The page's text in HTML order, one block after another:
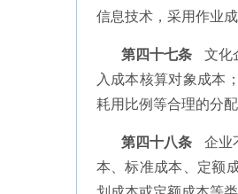
信息技术，采用作业
第四十七条
文化
入成本核算对象成本
耗用比例等合理的分
第四十八条
企业
本、标准成本、定额